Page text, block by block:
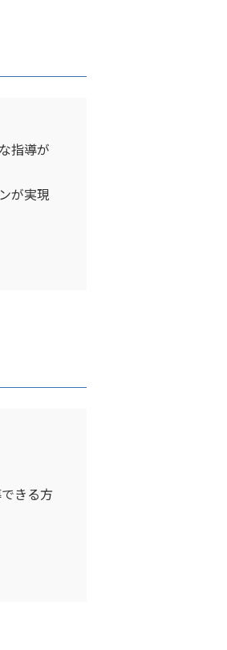
指導が
が実現
きる方